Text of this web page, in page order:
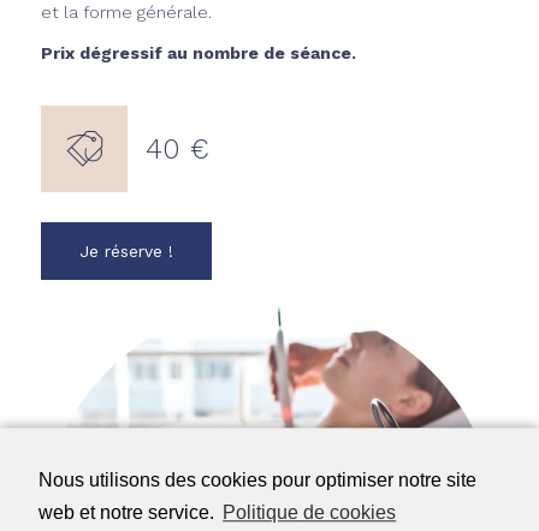
Nous utilisons des cookies pour optimiser notre site
web et notre service. Politique de cookies
et la forme générale.
Prix dégressif au nombre de séance.
40 €
Je réserve !